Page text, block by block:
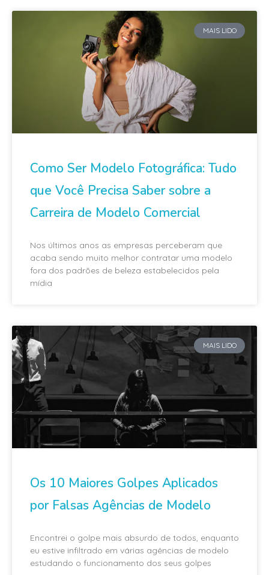
MAIS LIDO
Como Ser Modelo Fotográfica: Tudo
que Você Precisa Saber sobre a
Carreira de Modelo Comercial
Nos últimos anos as empresas perceberam que
acaba sendo muito melhor contratar uma modelo
fora dos padrões de beleza estabelecidos pela
mídia
MAIS LIDO
Os 10 Maiores Golpes Aplicados
por Falsas Agências de Modelo
Encontrei o golpe mais absurdo de todos, enquanto
eu estive infiltrado em várias agências de modelo
estudando o funcionamento dos seus golpes